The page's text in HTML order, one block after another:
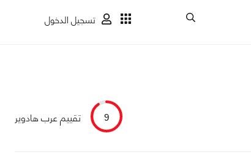
تسجيل الدخول
9 تقييم عرب هادوير